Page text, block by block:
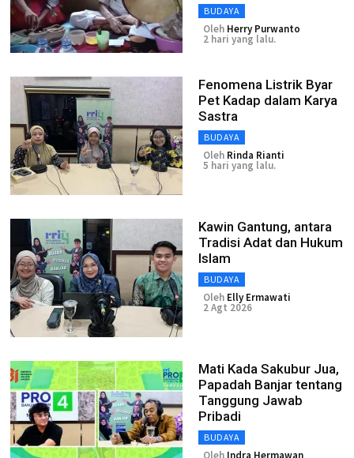
BUDAYA
Oleh Herry Purwanto
2 hari yang lalu.
Fenomena Listrik Byar
Pet Kadap dalam Karya
Sastra
BUDAYA
Oleh Rinda Rianti
5 hari yang lalu.
Kawin Gantung, antara
Tradisi Adat dan Hukum
Islam
BUDAYA
Oleh Elly Ermawati
2 Agt 2026
Mati Kada Sakubur Jua,
Papadah Banjar tentang
Tanggung Jawab
Pribadi
BUDAYA
Oleh Indra Hermawan